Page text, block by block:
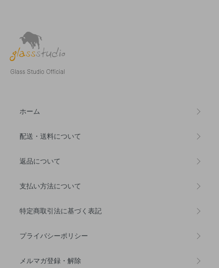
ホーム
配送・送料について
返品について
支払い方法について
特定商取引法に基づく表記
プライバシーポリシー
メルマガ登録・解除